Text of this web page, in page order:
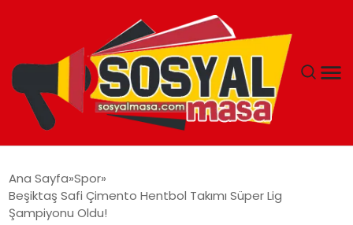
EKONOMI
Ana Sayfa Spor
Beşiktaş Safi Çimento Hentbol Takımı Süper Lig
Şampiyonu Oldu!